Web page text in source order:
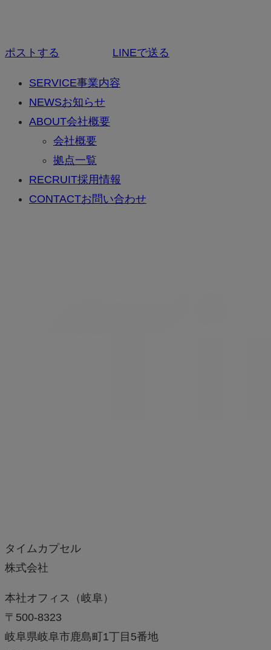
ポストする LINEで送る
SERVICE事業内容
NEWSお知らせ
ABOUT会社概要
会社概要
拠点一覧
RECRUIT採用情報
CONTACTお問い合わせ
タイムカプセル
株式会社
本社オフィス（岐阜）
〒500-8323
岐阜県岐阜市鹿島町1丁目5番地